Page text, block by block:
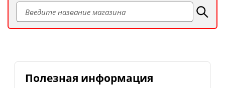
Полезная информация